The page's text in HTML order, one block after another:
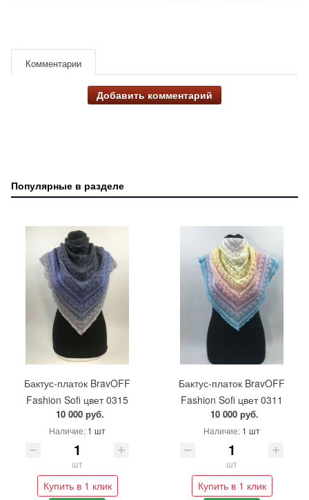
Комментарии
Добавить комментарий
Популярные в разделе
Бактус-платок BravOFF
Fashion Sofi цвет 0315
10 000 руб.
Наличие: 1 шт
шт
Купить в 1 клик
Бактус-платок BravOFF
Fashion Sofi цвет 0311
10 000 руб.
Наличие: 1 шт
шт
Купить в 1 клик